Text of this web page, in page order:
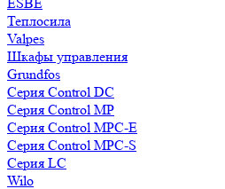
Теплосила
Valpes
Шкафы управления
Grundfos
Серия Control DC
Серия Control MP
Серия Control MPC-E
Серия Control MPC-S
Серия LC
Wilo